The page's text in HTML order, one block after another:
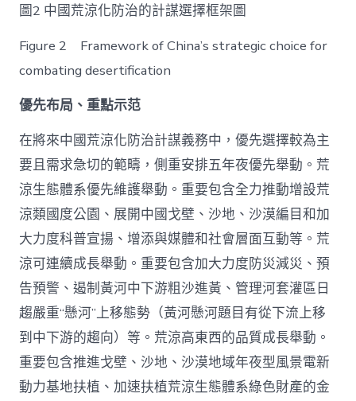
圖2 中國荒涼化防治的計謀選擇框架圖
Figure 2 Framework of China’s strategic choice for
combating desertification
優先布局、重點示范
在將來中國荒涼化防治計謀義務中，優先選擇較為主
要且需求急切的範疇，側重安排五年夜優先舉動。荒
涼生態體系優先維護舉動。重要包含全力推動增設荒
涼類國度公園、展開中國戈壁、沙地、沙漠編目和加
大力度科普宣揚、增添與媒體和社會層面互動等。荒
涼可連續成長舉動。重要包含加大力度防災減災、預
告預警、遏制黃河中下游粗沙進黃、管理河套灌區日
趨嚴重“懸河”上移態勢（黃河懸河題目有從下流上移
到中下游的趨向）等。荒涼高東西的品質成長舉動。
重要包含推進戈壁、沙地、沙漠地域年夜型風景電新
動力基地扶植、加速扶植荒涼生態體系綠色財產的金